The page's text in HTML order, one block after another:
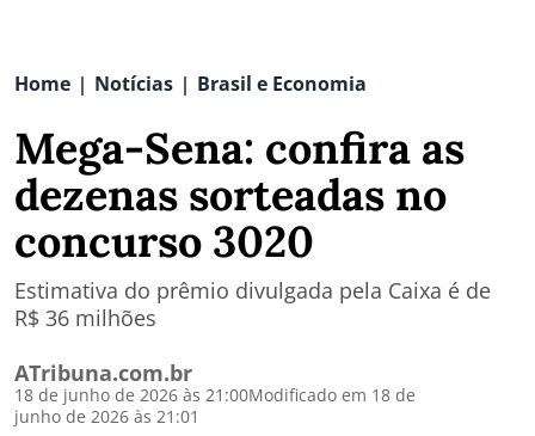
Home | Notícias | Brasil e Economia
Mega-Sena: confira as
dezenas sorteadas no
concurso 3020
Estimativa do prêmio divulgada pela Caixa é de
R$ 36 milhões
ATribuna.com.br
18 de junho de 2026 às 21:00Modificado em 18 de
junho de 2026 às 21:01